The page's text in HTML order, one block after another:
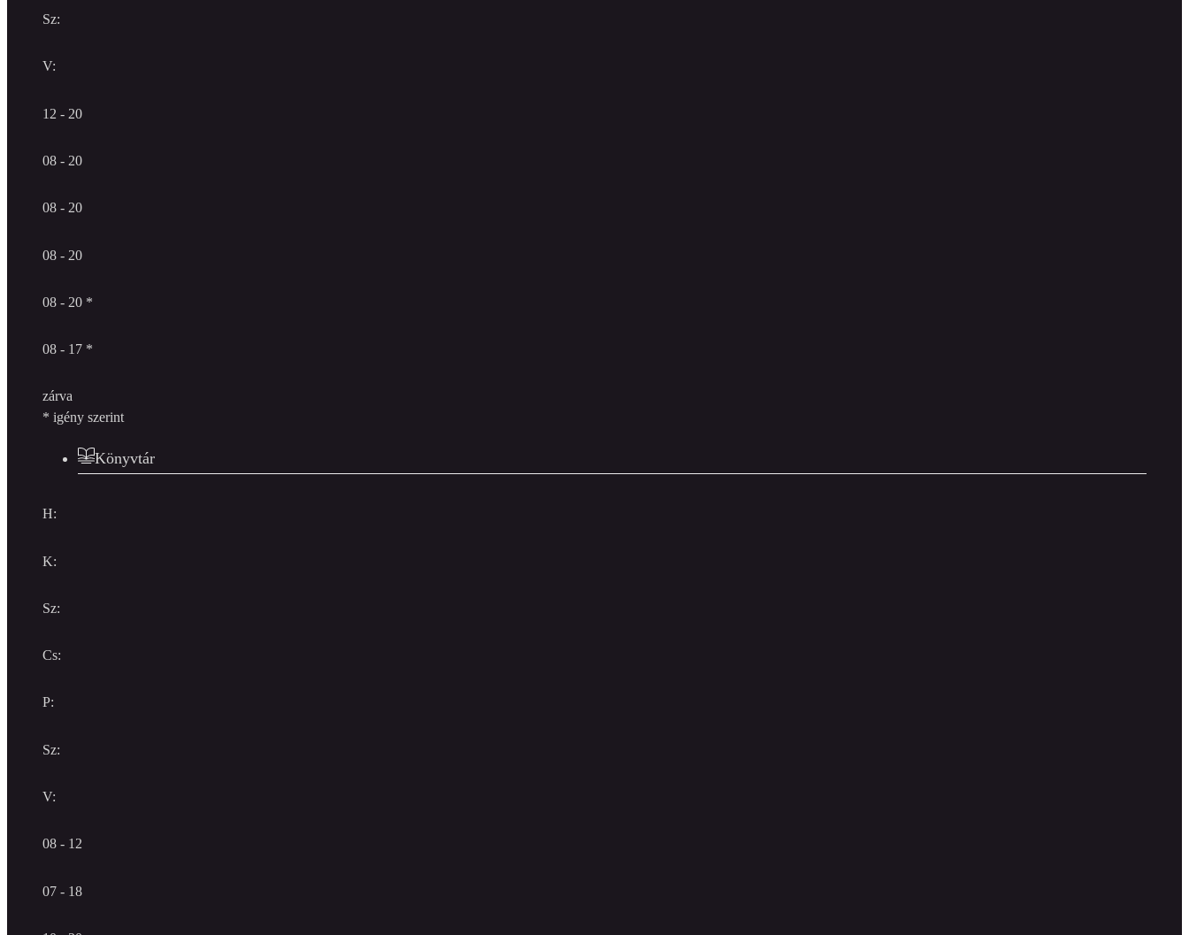
Sz:
V:
12 - 20
08 - 20
08 - 20
08 - 20
08 - 20 *
08 - 17 *
zárva
* igény szerint
Könyvtár
H:
K:
Sz:
Cs:
P:
Sz:
V:
08 - 12
07 - 18